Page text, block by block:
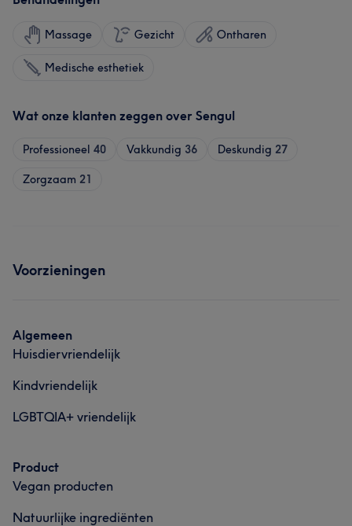
Massage Gezicht Ontharen
Medische esthetiek
Wat onze klanten zeggen over Sengul
Professioneel 40 Vakkundig 36 Deskundig 27
Zorgzaam 21
Voorzieningen
Algemeen
Huisdiervriendelijk
Kindvriendelijk
LGBTQIA+ vriendelijk
Product
Vegan producten
Natuurlijke ingrediënten